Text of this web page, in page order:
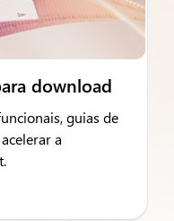
download
guias de
a